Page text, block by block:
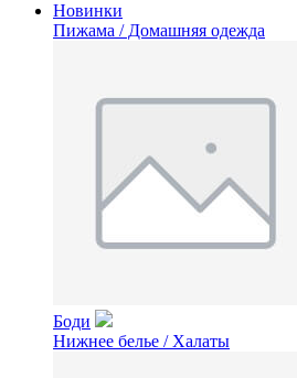
Новинки
Пижама / Домашняя одежда
Боди
Нижнее белье / Халаты